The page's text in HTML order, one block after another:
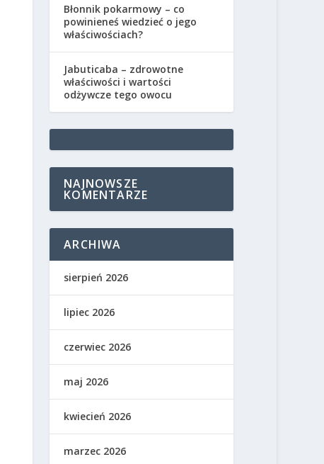
Błonnik pokarmowy – co
powinieneś wiedzieć o jego
właściwościach?
Jabuticaba – zdrowotne
właściwości i wartości
odżywcze tego owocu
NAJNOWSZE
KOMENTARZE
ARCHIWA
sierpień 2026
lipiec 2026
czerwiec 2026
maj 2026
kwiecień 2026
marzec 2026